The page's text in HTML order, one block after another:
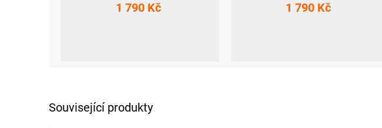
Související produkty
1 790 Kč 1 790 Kč